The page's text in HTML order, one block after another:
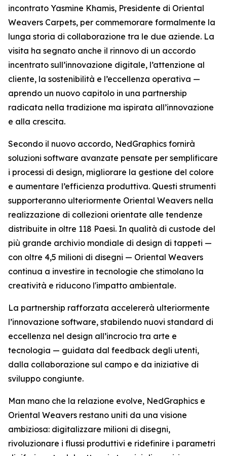
incontrato Yasmine Khamis, Presidente di Oriental
Weavers Carpets, per commemorare formalmente la
lunga storia di collaborazione tra le due aziende. La
visita ha segnato anche il rinnovo di un accordo
incentrato sull’innovazione digitale, l’attenzione al
cliente, la sostenibilità e l’eccellenza operativa —
aprendo un nuovo capitolo in una partnership
radicata nella tradizione ma ispirata all’innovazione
e alla crescita.
Secondo il nuovo accordo, NedGraphics fornirà
soluzioni software avanzate pensate per semplificare
i processi di design, migliorare la gestione del colore
e aumentare l’efficienza produttiva. Questi strumenti
supporteranno ulteriormente Oriental Weavers nella
realizzazione di collezioni orientate alle tendenze
distribuite in oltre 118 Paesi. In qualità di custode del
più grande archivio mondiale di design di tappeti —
con oltre 4,5 milioni di disegni — Oriental Weavers
continua a investire in tecnologie che stimolano la
creatività e riducono l'impatto ambientale.
La partnership rafforzata accelererà ulteriormente
l’innovazione software, stabilendo nuovi standard di
eccellenza nel design all’incrocio tra arte e
tecnologia — guidata dal feedback degli utenti,
dalla collaborazione sul campo e da iniziative di
sviluppo congiunte.
Man mano che la relazione evolve, NedGraphics e
Oriental Weavers restano uniti da una visione
ambiziosa: digitalizzare milioni di disegni,
rivoluzionare i flussi produttivi e ridefinire i parametri